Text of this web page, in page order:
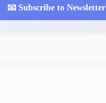
📧 Subscribe to Newsletter